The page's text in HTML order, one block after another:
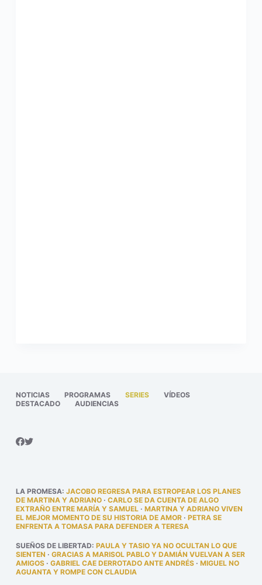
NOTICIAS PROGRAMAS SERIES
VÍDEOS
DESTACADO
AUDIENCIAS
LA PROMESA: JACOBO REGRESA PARA ESTROPEAR LOS PLANES
DE MARTINA Y ADRIANO· CARLO SE DA CUENTA DE ALGO
EXTRAÑO ENTRE MARÍA Y SAMUEL· MARTINA Y ADRIANO VIVEN
EL MEJOR MOMENTO DE SU HISTORIA DE AMOR· PETRA SE
ENFRENTA A TOMASA PARA DEFENDER A TERESA
SUEÑOS DE LIBERTAD: PAULA Y TASIO YA NO OCULTAN LO QUE
SIENTEN · GRACIAS A MARISOL PABLO Y DAMIÁN VUELVAN A SER
AMIGOS· GABRIEL CAE DERROTADO ANTE ANDRÉS· MIGUEL NO
AGUANTA Y ROMPE CON CLAUDIA